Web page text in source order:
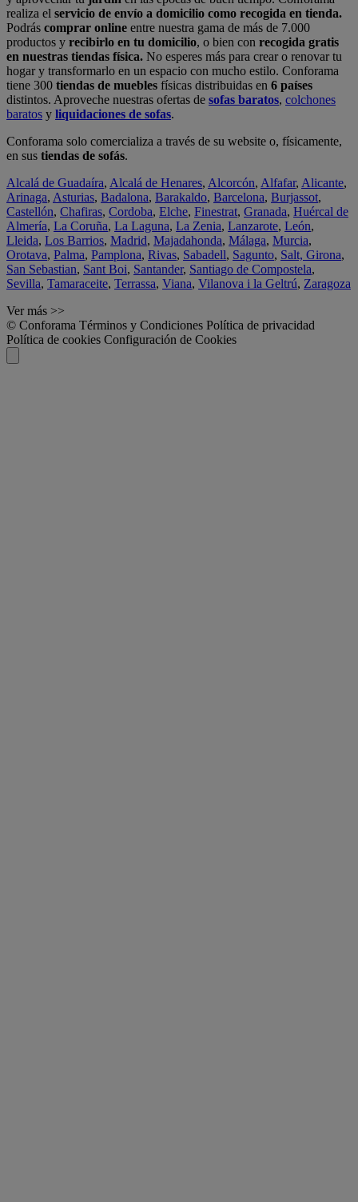
realiza el servicio de envío a domicilio como recogida en tienda.
Podrás comprar online entre nuestra gama de más de 7.000
productos y recibirlo en tu domicilio, o bien con recogida gratis
en nuestras tiendas física. No esperes más para crear o renovar tu
hogar y transformarlo en un espacio con mucho estilo. Conforama
tiene 300 tiendas de muebles físicas distribuidas en 6 países
distintos. Aproveche nuestras ofertas de sofas baratos, colchones
baratos y liquidaciones de sofas.
Conforama solo comercializa a través de su website o, físicamente,
en sus tiendas de sofás.
Alcalá de Guadaíra, Alcalá de Henares, Alcorcón, Alfafar, Alicante,
Arinaga, Asturias, Badalona, Barakaldo, Barcelona, Burjassot,
Castellón, Chafiras, Cordoba, Elche, Finestrat, Granada, Huércal de
Almería, La Coruña, La Laguna, La Zenia, Lanzarote, León,
Lleida, Los Barrios, Madrid, Majadahonda, Málaga, Murcia,
Orotava, Palma, Pamplona, Rivas, Sabadell, Sagunto, Salt, Girona,
San Sebastian, Sant Boi, Santander, Santiago de Compostela,
Sevilla, Tamaraceite, Terrassa, Viana, Vilanova i la Geltrú, Zaragoza
Ver más >>
© Conforama Términos y Condiciones Política de privacidad
Política de cookies Configuración de Cookies